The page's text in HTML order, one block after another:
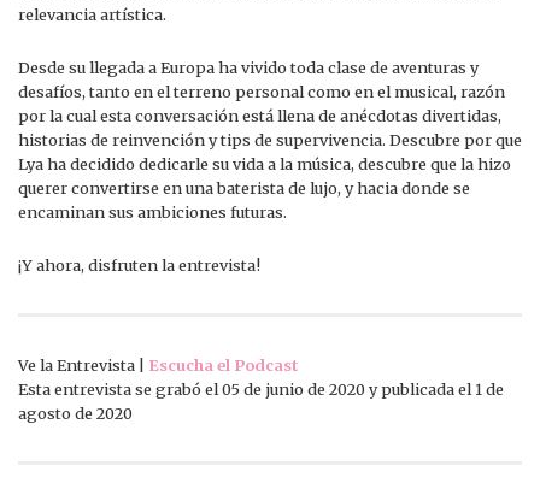
relevancia artística.
Desde su llegada a Europa ha vivido toda clase de aventuras y
desafíos, tanto en el terreno personal como en el musical, razón
por la cual esta conversación está llena de anécdotas divertidas,
historias de reinvención y tips de supervivencia. Descubre por que
Lya ha decidido dedicarle su vida a la música, descubre que la hizo
querer convertirse en una baterista de lujo, y hacia donde se
encaminan sus ambiciones futuras.
¡Y ahora, disfruten la entrevista!
Ve la Entrevista | Escucha el Podcast
Esta entrevista se grabó el 05 de junio de 2020 y publicada el 1 de
agosto de 2020